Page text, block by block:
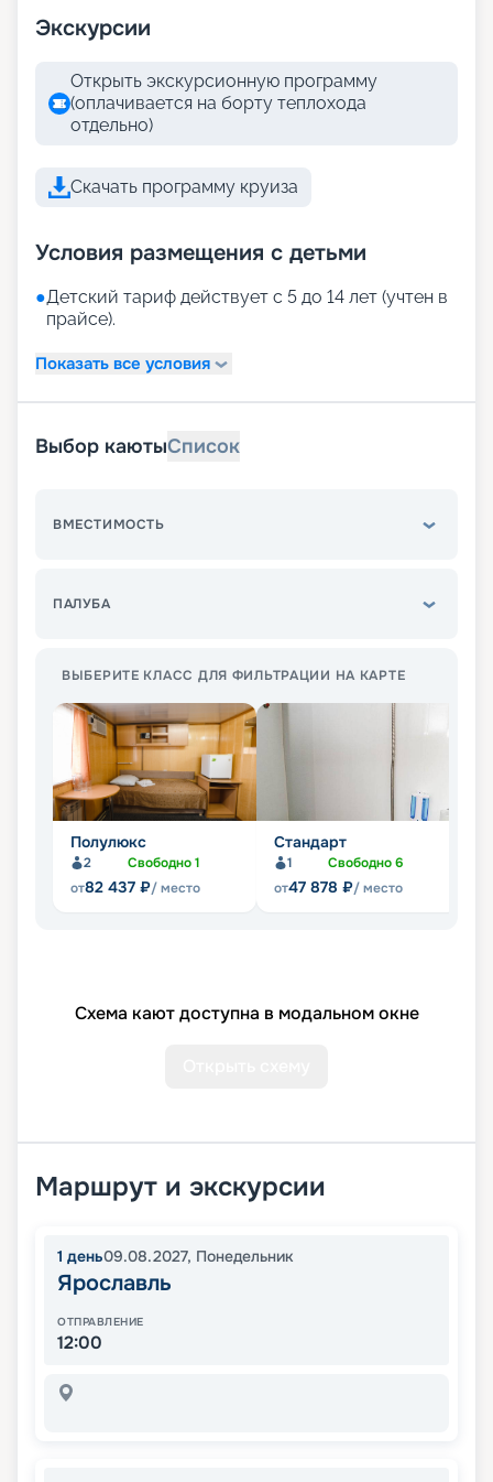
Экскурсии
Открыть экскурсионную программу
(оплачивается на борту теплохода
отдельно)
Скачать программу круиза
Условия размещения с детьми
●Детский тариф действует с 5 до 14 лет (учтен в
прайсе).
Показать все условия
Выбор каютыСписок
ВМЕСТИМОСТЬ
ПАЛУБА
ВЫБЕРИТЕ КЛАСС ДЛЯ ФИЛЬТРАЦИИ НА КАРТЕ
Полулюкс
2 Свободно1
от82 437 ₽/ место
Стандарт
1 Свободно6
от47 878 ₽/ место
Схема кают доступна в модальном окне
Маршрут и экскурсии
1 день09.08.2027, Понедельник
Ярославль
ОТПРАВЛЕНИЕ
12:00